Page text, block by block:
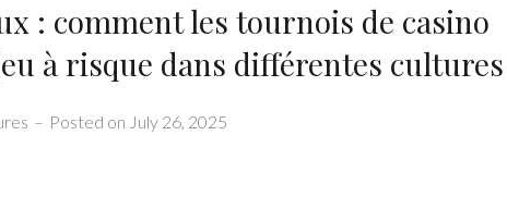
: comment les tournois de casino
à risque dans différentes cultures
– Posted on July 26, 2025